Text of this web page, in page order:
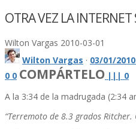
OTRA VEZ LA
Wilton Vargas 2010-03-01
Wilton Vargas · 03/01/
0 0 COMPÁRTELO | | | 0
A la 3:34 de la madrugada (2:34
“Terremoto de 8.3 grados Ritcher.